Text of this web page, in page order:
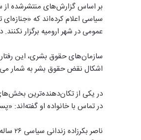
بر اساس گزارش‌های منتشرشده از
سیاسی اعلام کرده‌اند که
عمومی در شهر ارومیه برگزار
سازمان‌های حقوق بشری، این
اشکال نقض حقوق بشر به شمار
در یکی از تکان‌دهنده‌ترین
در تماس با خانواده او گفته‌اند: